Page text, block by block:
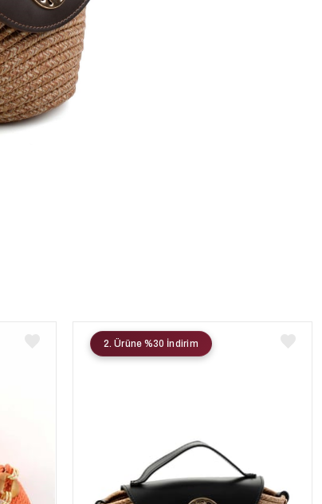
2. Ürüne %30 İndirim